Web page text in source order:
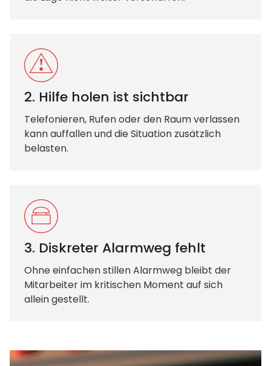
2. Hilfe holen ist sichtbar
Telefonieren, Rufen oder den Raum verlassen
kann auffallen und die Situation zusätzlich
belasten.
3. Diskreter Alarmweg fehlt
Ohne einfachen stillen Alarmweg bleibt der
Mitarbeiter im kritischen Moment auf sich
allein gestellt.